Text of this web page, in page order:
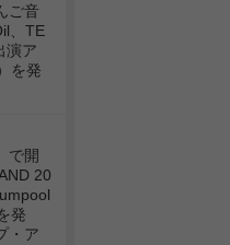
ご音
、TE
演ア
を発
で開
20
発
・ア